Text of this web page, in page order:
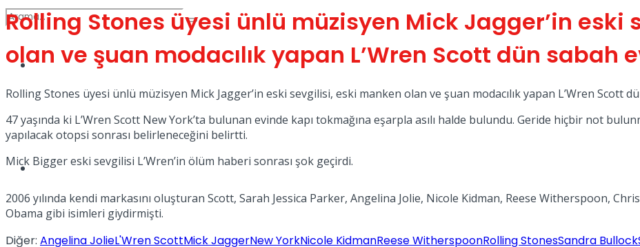
Türkiye
Müzik
View All Result
Rolling Stones üyesi ünlü müzisyen Mick Jagger’in
olan ve şuan modacılık yapan L’Wren Scott dün sabah
Rolling Stones üyesi ünlü müzisyen Mick Jagger’in eski sevgilisi, eski manken olan ve şuan modacılık yapan L’Wren Scott
47 yaşında ki L’Wren Scott New York’ta bulunan evinde kapı tokmağına eşarpla asılı halde bulundu. Geride hiçbir not
yapılacak otopsi sonrası belirleneceğini belirtti.
Mick Bigger eski sevgilisi L’Wren’in ölüm haberi sonrası şok geçirdi.
2006 yılında kendi markasını oluşturan Scott, Sarah Jessica Parker, Angelina Jolie, Nicole Kidman, Reese Witherspoon,
Obama gibi isimleri giydirmişti.
Diğer: Angelina JolieL'Wren ScottMick JaggerNew YorkNicole KidmanReese WitherspoonRolling StonesSandra Bullock